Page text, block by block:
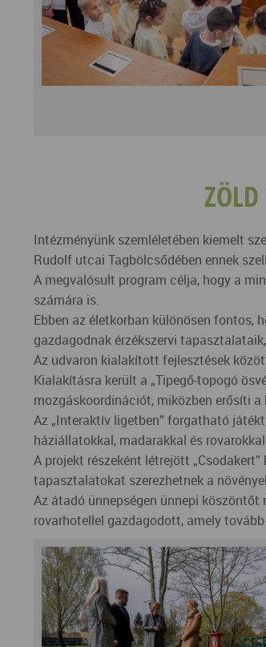
ZÖLD
Intézményünk szemléletében kiemelt
Rudolf utcai Tagbölcsődében ennek
A megvalósult program célja, hogy a
számára is.
Ebben az életkorban különösen fontos,
gazdagodnak érzékszervi
Az udvaron kialakított fejlesztések
Kialakításra került a „Tipegő-topogó
mozgáskoordinációt, miközben erősíti
Az „Interaktív ligetben” forgatható
háziállatokkal, madarakkal és
A projekt részeként létrejött
tapasztalatokat szerezhetnek a
Az átadó ünnepségen ünnepi köszöntőt
rovarhotellel gazdagodott, amely